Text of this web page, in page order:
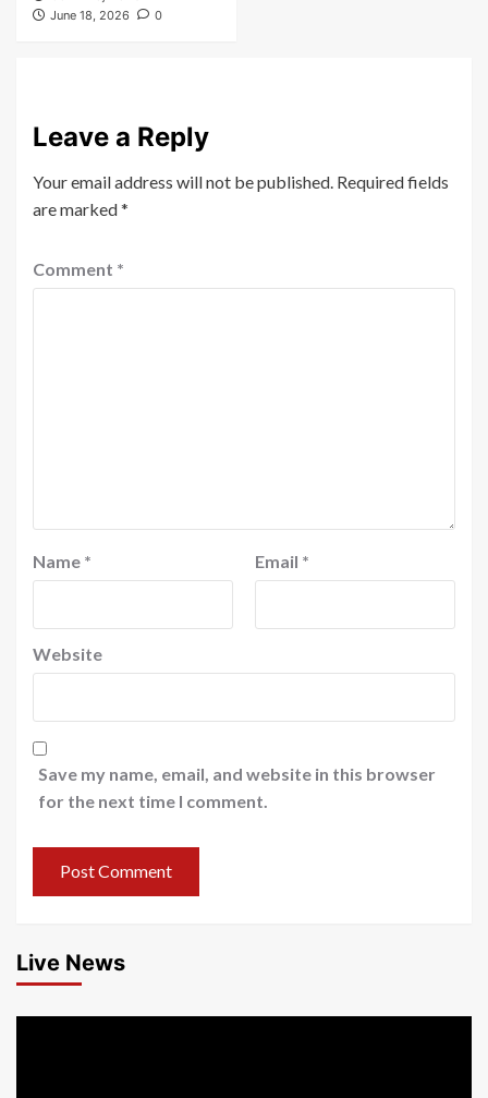
June 18, 2026
0
Leave a Reply
Your email address will not be published. Required fields
are marked*
Comment *
Name * Email *
Website
Save my name, email, and website in this browser
for the next time I comment.
Live News